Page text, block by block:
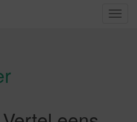
S